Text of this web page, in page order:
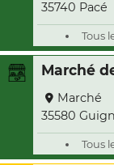
35740 Pacé
Tous
Marché
Marché
35580
Tous